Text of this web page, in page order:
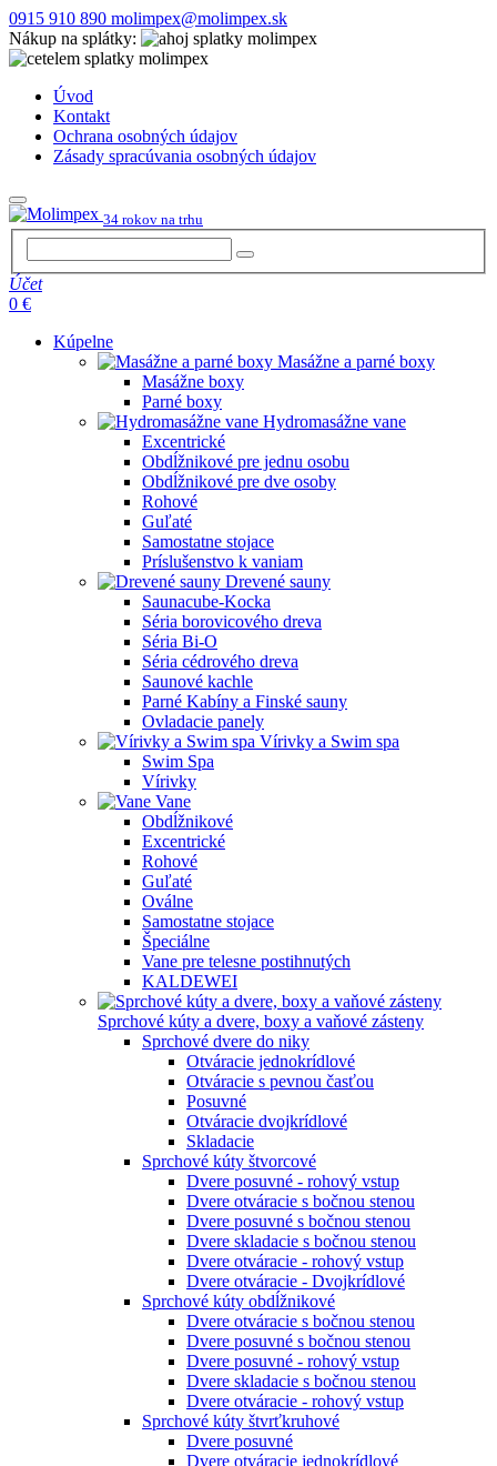
0915 910 890 molimpex@molimpex.sk
Nákup na splátky:
Úvod
Kontakt
Ochrana osobných údajov
Zásady spracúvania osobných údajov
34 rokov na trhu
Účet
0 €
Kúpelne
Masážne a parné boxy
Masážne boxy
Parné boxy
Hydromasážne vane
Excentrické
Obdĺžnikové pre jednu osobu
Obdĺžnikové pre dve osoby
Rohové
Guľaté
Samostatne stojace
Príslušenstvo k vaniam
Drevené sauny
Saunacube-Kocka
Séria borovicového dreva
Séria Bi-O
Séria cédrového dreva
Saunové kachle
Parné Kabíny a Finské sauny
Ovladacie panely
Vírivky a Swim spa
Swim Spa
Vírivky
Vane
Obdĺžnikové
Excentrické
Rohové
Guľaté
Oválne
Samostatne stojace
Špeciálne
Vane pre telesne postihnutých
KALDEWEI
Sprchové kúty a dvere, boxy a vaňové zásteny
Sprchové dvere do niky
Otváracie jednokrídlové
Otváracie s pevnou časťou
Posuvné
Otváracie dvojkrídlové
Skladacie
Sprchové kúty štvorcové
Dvere posuvné - rohový vstup
Dvere otváracie s bočnou stenou
Dvere posuvné s bočnou stenou
Dvere skladacie s bočnou stenou
Dvere otváracie - rohový vstup
Dvere otváracie - Dvojkrídlové
Sprchové kúty obdĺžnikové
Dvere otváracie s bočnou stenou
Dvere posuvné s bočnou stenou
Dvere posuvné - rohový vstup
Dvere skladacie s bočnou stenou
Dvere otváracie - rohový vstup
Sprchové kúty štvrťkruhové
Dvere posuvné
Dvere otváracie jednokrídlové